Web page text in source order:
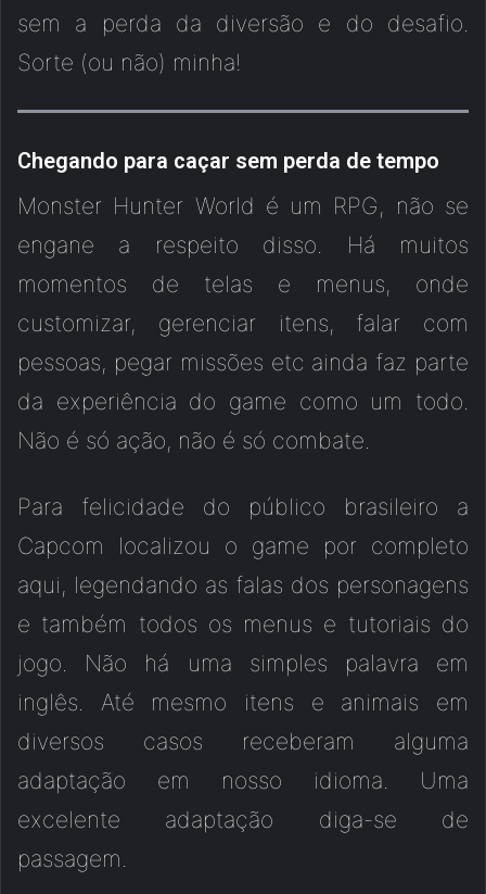
sem a perda da diversão e do desafio.
Sorte (ou não) minha!
Chegando para caçar sem perda de tempo
Monster Hunter World é um RPG, não se
engane a respeito disso. Há muitos
momentos de telas e menus, onde
customizar, gerenciar itens, falar com
pessoas, pegar missões etc ainda faz parte
da experiência do game como um todo.
Não é só ação, não é só combate.
Para felicidade do público brasileiro a
Capcom localizou o game por completo
aqui, legendando as falas dos personagens
e também todos os menus e tutoriais do
jogo. Não há uma simples palavra em
inglês. Até mesmo itens e animais em
diversos casos receberam alguma
adaptação em nosso idioma. Uma
excelente adaptação diga-se de
passagem.